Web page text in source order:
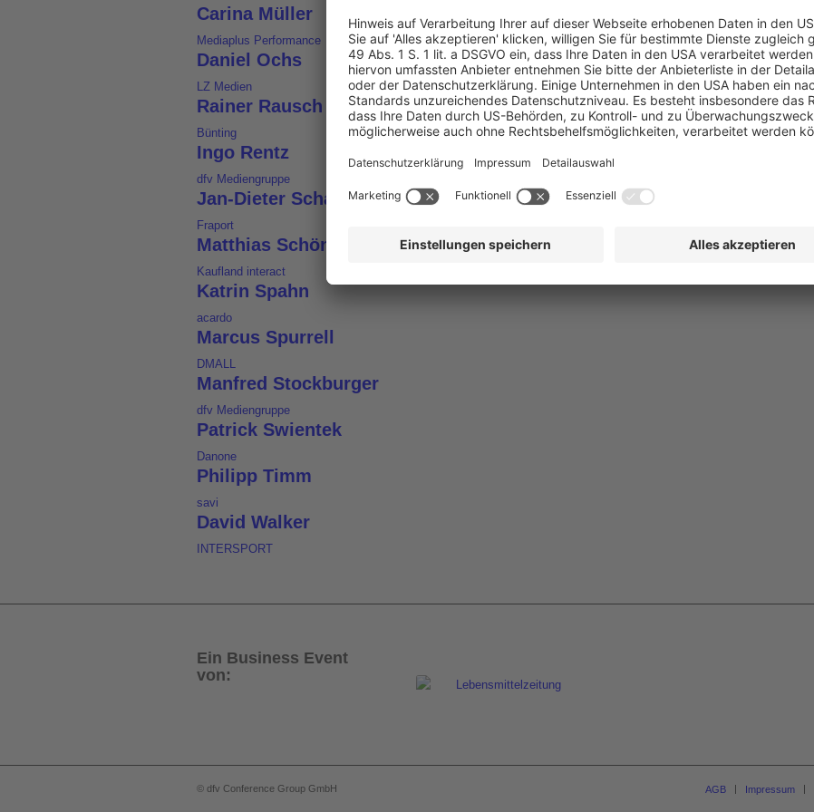
Carina Müller
Mediaplus Performance
Daniel Ochs
LZ Medien
Rainer Rausch
Bünting
Ingo Rentz
dfv Mediengruppe
Jan-Dieter Schaap
Fraport
Matthias Schönwandt
Kaufland interact
Katrin Spahn
acardo
Marcus Spurrell
DMALL
Manfred Stockburger
dfv Mediengruppe
Patrick Swientek
Danone
Philipp Timm
savi
David Walker
INTERSPORT
Ein Business Event
von:
© dfv Conference Group GmbH AGB Impressum